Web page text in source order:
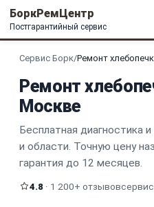
БоркРемЦентр
Постгарантийный сервис
Сервис Борк/Ремонт
Ремонт
Москве
Бесплатная диагностика
и области. Точную цену
гарантия до 12 месяцев.
4.8 · 1 200+ отзывов